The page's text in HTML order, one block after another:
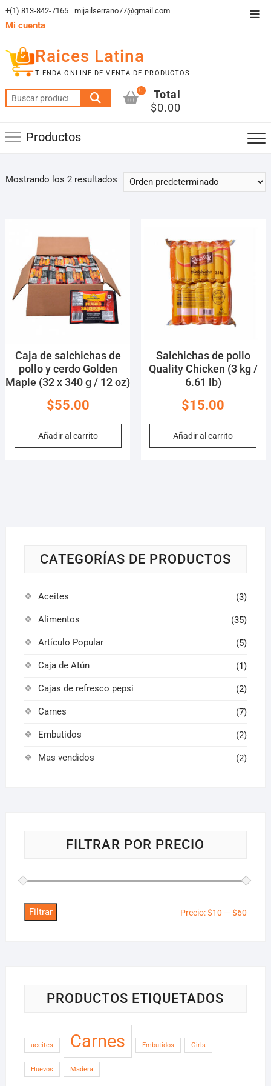
Saltar
al
+(1) 813-842-7165 mijailserrano77@gmail.com
Mi cuenta
Raices Latina
TIENDA ONLINE DE VENTA DE PRODUCTOS
Buscar
por:
0
Total
$0.00
Productos
Mostrando los 2 resultados
Caja de salchichas de
pollo y cerdo Golden
Maple (32 x 340 g / 12 oz)
$55.00
Añadir al carrito
Salchichas de pollo
Quality Chicken (3 kg /
6.61 lb)
$15.00
Añadir al carrito
CATEGORÍAS DE PRODUCTOS
Aceites (3)
Alimentos (35)
Artículo Popular (5)
Caja de Atún (1)
Cajas de refresco pepsi (2)
Carnes (7)
Embutidos (2)
Mas vendidos (2)
FILTRAR POR PRECIO
Filtrar Precio:$10 —$60
PRODUCTOS ETIQUETADOS
aceites Carnes Embutidos Girls
Huevos Madera